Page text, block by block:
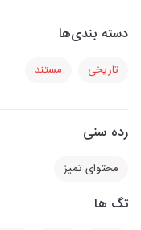
دسته بندی‌ها
تاریخی مستند
رده سنی
محتوای تمیز
تگ ها